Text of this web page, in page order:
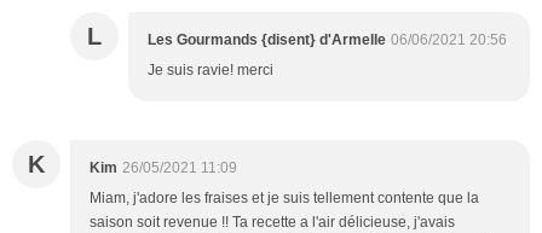
L Les Gourmands {disent} d'Armelle 06/06/2021 20:56
Je suis ravie! merci
K Kim 26/05/2021 11:09
Miam, j'adore les fraises et je suis tellement contente que la
saison soit revenue !! Ta recette a l'air délicieuse, j'avais